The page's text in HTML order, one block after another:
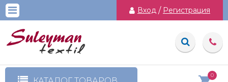
Вход / Регистрация
0